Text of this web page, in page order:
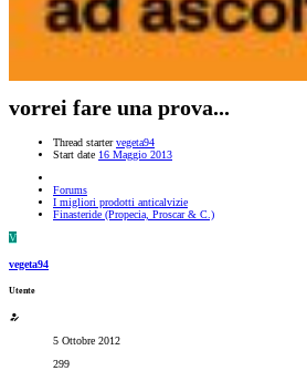
vorrei fare una prova...
Thread starter vegeta94
Start date 16 Maggio 2013
Forums
I migliori prodotti anticalvizie
Finasteride (Propecia, Proscar & C.)
V
vegeta94
Utente
5 Ottobre 2012
299